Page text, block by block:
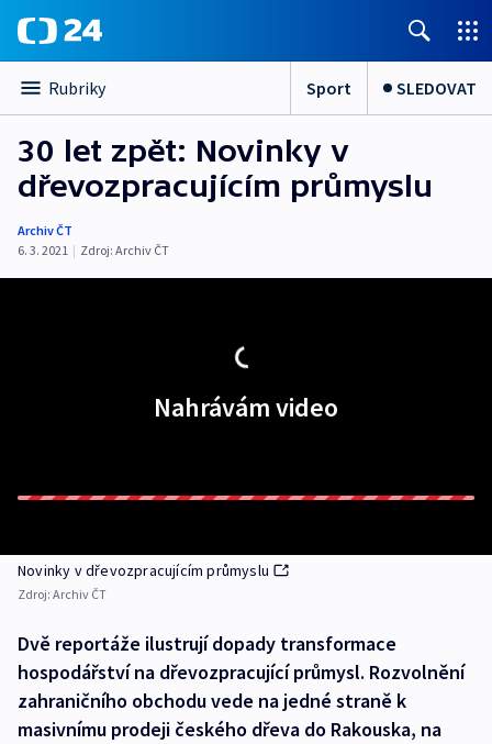
Rubriky Sport SLEDOVAT
30 let zpět: Novinky v
dřevozpracujícím průmyslu
Archiv ČT
6. 3. 2021 | Zdroj: Archiv ČT
Nahrávám video
Novinky v dřevozpracujícím průmyslu
Zdroj: Archiv ČT
Dvě reportáže ilustrují dopady transformace
hospodářství na dřevozpracující průmysl. Rozvolnění
zahraničního obchodu vede na jedné straně k
masivnímu prodeji českého dřeva do Rakouska, na